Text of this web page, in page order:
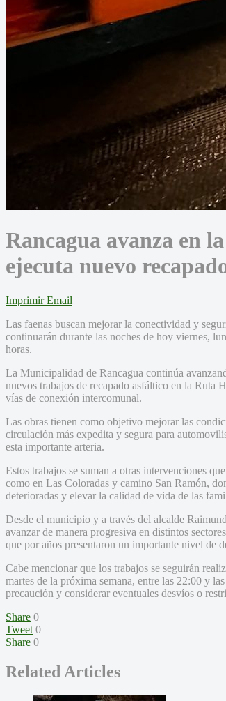
Rancagua avanza en
ejecuta nuevo
Imprimir Email
Las faenas buscan mejorar la conectividad y
continuarán durante las noches de hoy viernes,
horas.
La Municipalidad de Rancagua continúa
nuevos trabajos de recapado asfáltico en la Ruta
vías de conexión intercomunal.
Las obras tienen como objetivo mejorar las
circulación más expedita y segura para
esta importante arteria.
Estos trabajos se suman a otras intervenciones
como en Las Coloradas y camino San Ramón,
deterioradas y elevar la calidad de vida de las
Desde el municipio y a través del alcalde
avanzar de manera progresiva en distintos
que por años presentaron un importante nivel de
Cabe mencionar que los trabajos se seguirán
martes de la próxima semana, entre las 22:00 y
precaución y considerar eventuales desvíos o
Share 0
Tweet 0
Share 0
Related Articles